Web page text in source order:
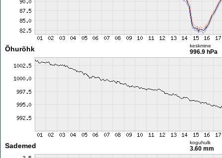
Õhurõhk keskmine
996.9 hPa
Sademed koguhulk
3.60 mm